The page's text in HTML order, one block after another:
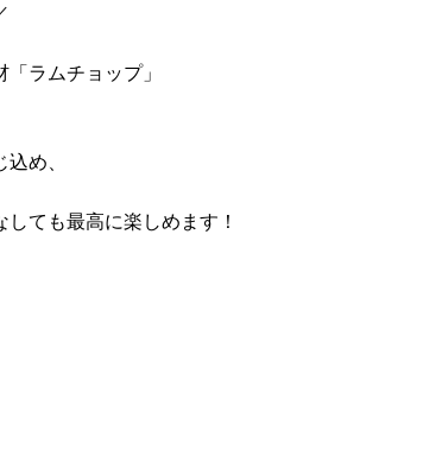
ラムチョップ」
め、
ても最高に楽しめます！